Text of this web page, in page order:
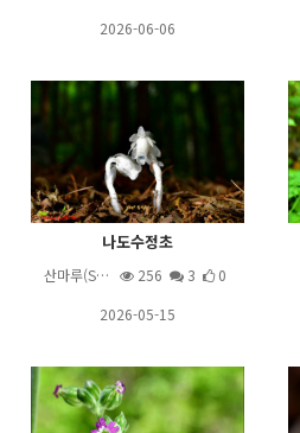
2026-06-06
나도수정초
산마루(S… 256 3
0
2026-05-15